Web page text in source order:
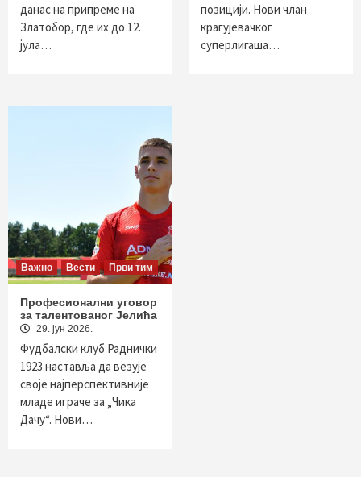
данас на припреме на
Златобор, где их до 12.
јула…
позицији. Нови члан
крагујевачког
суперлигаша…
Важно Вести Први тим
Професионални уговор
за талентованог Јелића
29. јун 2026.
Фудбалски клуб Раднички
1923 наставља да везује
своје најперспективније
младе играче за „Чика
Дачу“. Нови…